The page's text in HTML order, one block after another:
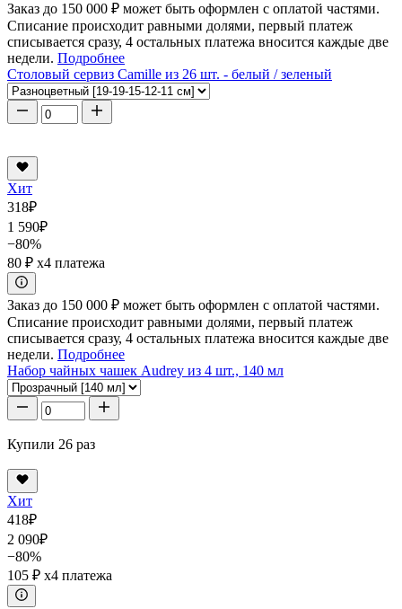
Заказ до 150 000 ₽ может быть оформлен с оплатой частями.
Списание происходит равными долями, первый платеж
списывается сразу, 4 остальных платежа вносится каждые две
недели. Подробнее
Столовый сервиз Camille из 26 шт. - белый / зеленый
Хит
318₽
1 590₽
−80%
80 ₽ x4 платежа
Заказ до 150 000 ₽ может быть оформлен с оплатой частями.
Списание происходит равными долями, первый платеж
списывается сразу, 4 остальных платежа вносится каждые две
недели. Подробнее
Набор чайных чашек Audrey из 4 шт., 140 мл
Купили 26 раз
Хит
418₽
2 090₽
−80%
105 ₽ x4 платежа